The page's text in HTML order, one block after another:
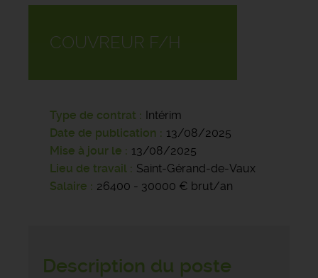
COUVREUR F/H
Type de contrat
Intérim
Date de publication
13/08/2025
Mise à jour le
13/08/2025
Lieu de travail
Saint-Gérand-de-Vaux
Salaire
26400 - 30000 € brut/an
Description du poste